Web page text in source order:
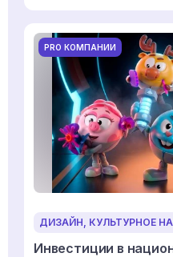
PRO КОМПАНИИ
ДИЗАЙН, КУЛЬТУРНОЕ
Инвестиции в